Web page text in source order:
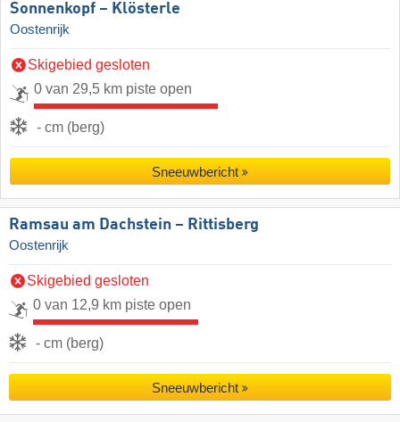
Sonnenkopf – Klösterle
Oostenrijk
Skigebied gesloten
0 van 29,5 km piste open
- cm (berg)
Sneeuwbericht
Ramsau am Dachstein – Rittisberg
Oostenrijk
Skigebied gesloten
0 van 12,9 km piste open
- cm (berg)
Sneeuwbericht